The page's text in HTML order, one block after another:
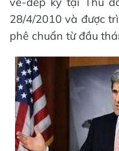
28/4/2010 và được
phê chuẩn từ đầu